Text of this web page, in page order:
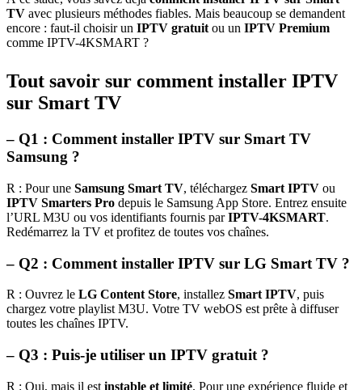
TV avec plusieurs méthodes fiables. Mais beaucoup se demandent
encore : faut-il choisir un IPTV gratuit ou un IPTV Premium
comme IPTV-4KSMART ?
Tout savoir sur comment installer IPTV
sur Smart TV
– Q1 : Comment installer IPTV sur Smart TV
Samsung ?
R : Pour une Samsung Smart TV, téléchargez Smart IPTV ou
IPTV Smarters Pro depuis le Samsung App Store. Entrez ensuite
l’URL M3U ou vos identifiants fournis parIPTV-4KSMART.
Redémarrez la TV et profitez de toutes vos chaînes.
– Q2 : Comment installer IPTV sur LG Smart TV ?
R : Ouvrez le LG Content Store, installez Smart IPTV, puis
chargez votre playlist M3U. Votre TV webOS est prête à diffuser
toutes les chaînes IPTV.
– Q3 : Puis-je utiliser un IPTV gratuit ?
R : Oui, mais il est instable et limité. Pour une expérience fluide et